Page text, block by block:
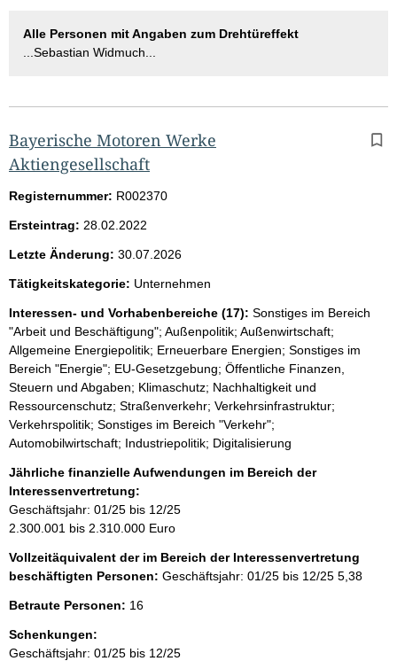
Alle Personen mit Angaben zum Drehtüreffekt
...Sebastian Widmuch...
Bayerische Motoren Werke
Aktiengesellschaft
Registernummer: R002370
Ersteintrag: 28.02.2022
Letzte Änderung: 30.07.2026
Tätigkeitskategorie: Unternehmen
Interessen- und Vorhabenbereiche (17): Sonstiges im Bereich
"Arbeit und Beschäftigung"; Außenpolitik; Außenwirtschaft;
Allgemeine Energiepolitik; Erneuerbare Energien; Sonstiges im
Bereich "Energie"; EU-Gesetzgebung; Öffentliche Finanzen,
Steuern und Abgaben; Klimaschutz; Nachhaltigkeit und
Ressourcenschutz; Straßenverkehr; Verkehrsinfrastruktur;
Verkehrspolitik; Sonstiges im Bereich "Verkehr";
Automobilwirtschaft; Industriepolitik; Digitalisierung
Jährliche finanzielle Aufwendungen im Bereich der
Interessenvertretung:
Geschäftsjahr: 01/25 bis 12/25
2.300.001 bis 2.310.000 Euro
Vollzeitäquivalent der im Bereich der Interessenvertretung
beschäftigten Personen: Geschäftsjahr: 01/25 bis 12/25 5,38
Betraute Personen: 16
Schenkungen:
Geschäftsjahr: 01/25 bis 12/25